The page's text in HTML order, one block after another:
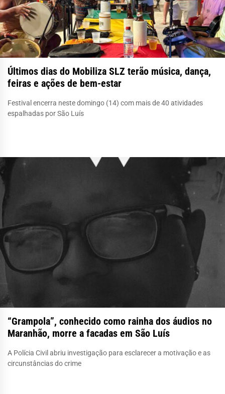
Últimos dias do Mobiliza SLZ terão música, dança,
feiras e ações de bem-estar
Festival encerra neste domingo (14) com mais de 40 atividades
espalhadas por São Luís
“Grampola”, conhecido como rainha dos áudios no
Maranhão, morre a facadas em São Luís
A Polícia Civil abriu investigação para esclarecer a motivação e as
circunstâncias do crime